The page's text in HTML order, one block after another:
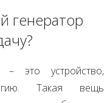
генератор
– это устройство,
Такая вещь